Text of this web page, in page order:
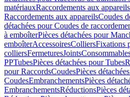
matériauxRaccordements aux appareils
Raccordements aux appareilsCoudes
détachées pour Coudes de
à emboîterPièces détachées pour
emboîterAccessoiresColliersFixations
colliersFermeturesJoints
PPTubesPièces détachées pour Tubes
pour RaccordsCoudesPièces
CoudesEmbranchementsPièces
EmbranchementsRéductionsPièces